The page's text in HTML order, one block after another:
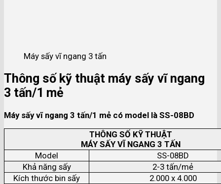
Máy sấy vĩ ngang 3 tấn
Thông số kỹ thuật máy sấy vĩ ngang
3 tấn/1 mẻ
Máy sấy vĩ ngang 3 tấn/1 mẻ có model là SS-08BD
THÔNG SỐ KỸ THUẬT
MÁY SẤY VĨ NGANG 3 TẤN
Model
SS-08BD
Khả năng sấy
2-3 tấn/mẻ
Kích thước bin sấy
2.000 x 4.000